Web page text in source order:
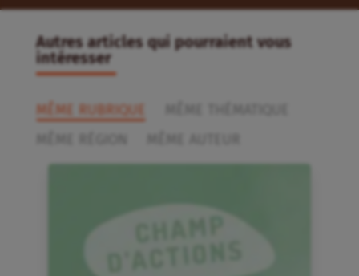
Autres articles qui pourraient vous
intéresser
MÊME RUBRIQUE